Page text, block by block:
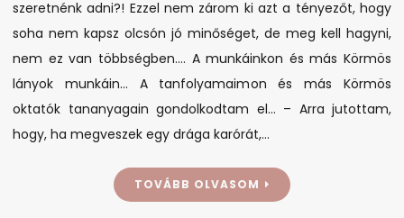
szeretnénk adni?! Ezzel nem zárom ki azt a tényezőt, hogy
soha nem kapsz olcsón jó minőséget, de meg kell hagyni,
nem ez van többségben…. A munkáinkon és más Körmös
lányok munkáin… A tanfolyamaimon és más Körmös
oktatók tananyagain gondolkodtam el… – Arra jutottam,
hogy, ha megveszek egy drága karórát,…
TOVÁBB OLVASOM